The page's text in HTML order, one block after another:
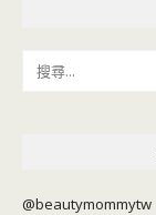
@beautymommytw